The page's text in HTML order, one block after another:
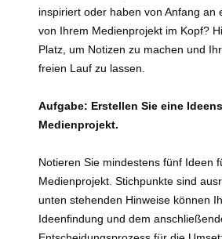
inspiriert oder haben von Anfang an
von Ihrem Medienprojekt im Kopf?
Platz, um Notizen zu machen und
freien Lauf zu lassen.
Aufgabe: Erstellen Sie eine
Medienprojekt.
Notieren Sie mindestens fünf Ideen
Medienprojekt. Stichpunkte sind
unten stehenden Hinweise können
Ideenfindung und dem